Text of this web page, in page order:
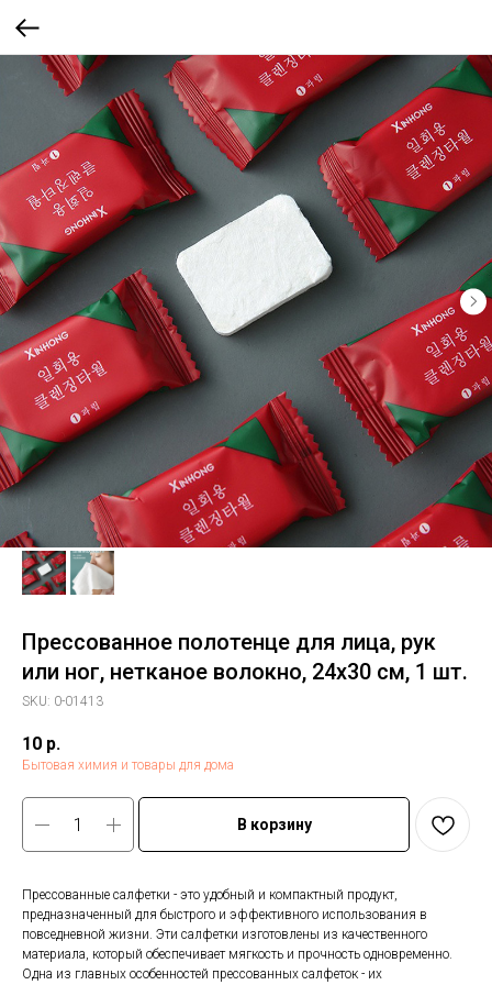
Прессованное полотенце для лица, рук
или ног, нетканое волокно, 24x30 см, 1 шт.
SKU: 0-01413
10 р.
Бытовая химия и товары для дома
В корзину
Прессованные салфетки - это удобный и компактный продукт,
предназначенный для быстрого и эффективного использования в
повседневной жизни. Эти салфетки изготовлены из качественного
материала, который обеспечивает мягкость и прочность одновременно.
Одна из главных особенностей прессованных салфеток - их